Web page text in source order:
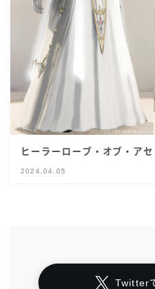
ヒーラーローブ・オブ・ア
2024.04.05
Twitter